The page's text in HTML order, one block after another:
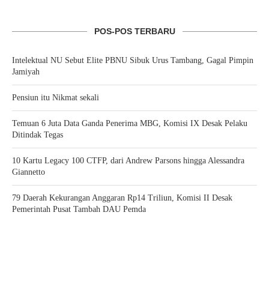
POS-POS TERBARU
Intelektual NU Sebut Elite PBNU Sibuk Urus Tambang, Gagal Pimpin
Jamiyah
Pensiun itu Nikmat sekali
Temuan 6 Juta Data Ganda Penerima MBG, Komisi IX Desak Pelaku
Ditindak Tegas
10 Kartu Legacy 100 CTFP, dari Andrew Parsons hingga Alessandra
Giannetto
79 Daerah Kekurangan Anggaran Rp14 Triliun, Komisi II Desak
Pemerintah Pusat Tambah DAU Pemda